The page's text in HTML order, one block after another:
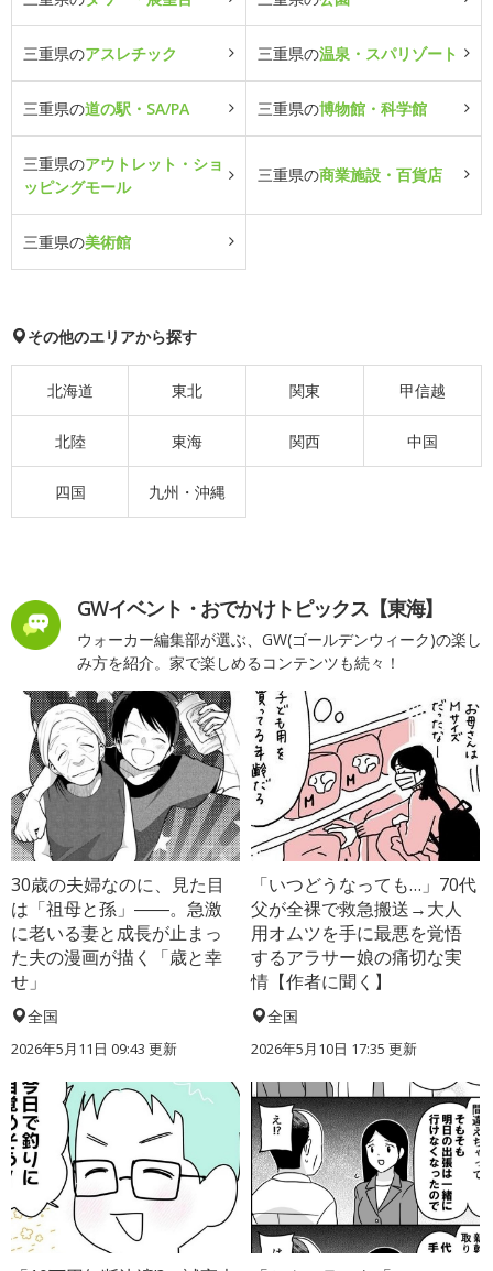
三重県のアスレチック 三重県の温泉・スパリゾート
三重県の道の駅・SA/PA 三重県の博物館・科学館
三重県のアウトレット・ショ
ッピングモール
三重県の商業施設・百貨店
三重県の美術館
その他のエリアから探す
北海道 東北 関東 甲信越
北陸 東海 関西 中国
四国 九州・沖縄
GWイベント・おでかけトピックス【東海】
ウォーカー編集部が選ぶ、GW(ゴールデンウィーク)の楽し
み方を紹介。家で楽しめるコンテンツも続々！
30歳の夫婦なのに、見た目
は「祖母と孫」――。急激
に老いる妻と成長が止まっ
た夫の漫画が描く「歳と幸
せ」
全国
2026年5月11日 09:43 更新
「いつどうなっても…」70代
父が全裸で救急搬送→大人
用オムツを手に最悪を覚悟
するアラサー娘の痛切な実
情【作者に聞く】
全国
2026年5月10日 17:35 更新